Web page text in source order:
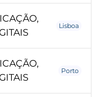
Lisboa
Porto